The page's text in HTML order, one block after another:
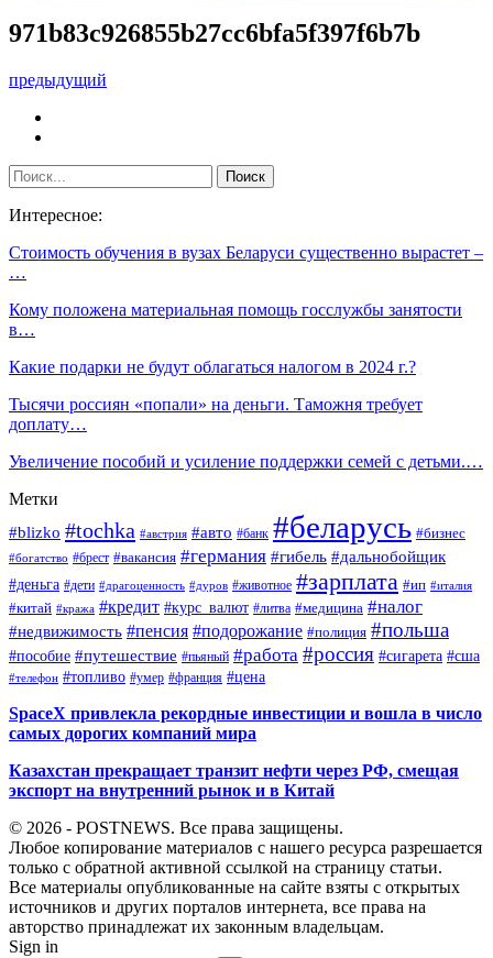
971b83c926855b27cc6bfa5f397f6b7b
предыдущий
Интересное:
Стоимость обучения в вузах Беларуси существенно вырастет –
…
Кому положена материальная помощь госслужбы занятости
в…
Какие подарки не будут облагаться налогом в 2024 г.?
Тысячи россиян «попали» на деньги. Таможня требует
доплату…
Увеличение пособий и усиление поддержки семей с детьми.…
Метки
#blizko #tochka #австрия #авто #банк #беларусь #бизнес
#богатство #брест #вакансия #германия #гибель #дальнобойщик
#деньга #дети #драгоценность #дуров #животное #зарплата #ип #италия
#китай #кража #кредит #курс_валют #литва #медицина #налог
#недвижимость #пенсия #подорожание #полиция #польша
#пособие #путешествие #пьяный #работа #россия #сигарета #сша
#телефон #топливо #умер #франция #цена
SpaceX привлекла рекордные инвестиции и вошла в число
самых дорогих компаний мира
Казахстан прекращает транзит нефти через РФ, смещая
экспорт на внутренний рынок и в Китай
© 2026 - POSTNEWS. Все права защищены.
Любое копирование материалов с нашего ресурса разрешается
только с обратной активной ссылкой на страницу статьи.
Все материалы опубликованные на сайте взяты с открытых
источников и других порталов интернета, все права на
авторство принадлежат их законным владельцам.
Sign in